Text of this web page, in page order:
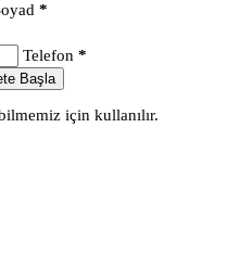
*
Telefon *
Başla
için kullanılır.